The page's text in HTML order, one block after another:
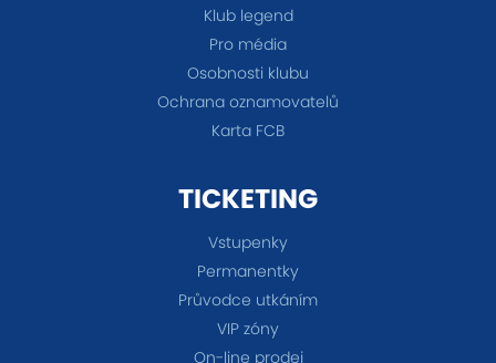
Klub legend
Pro média
Osobnosti klubu
Ochrana oznamovatelů
Karta FCB
TICKETING
Vstupenky
Permanentky
Průvodce utkáním
VIP zóny
On-line prodej